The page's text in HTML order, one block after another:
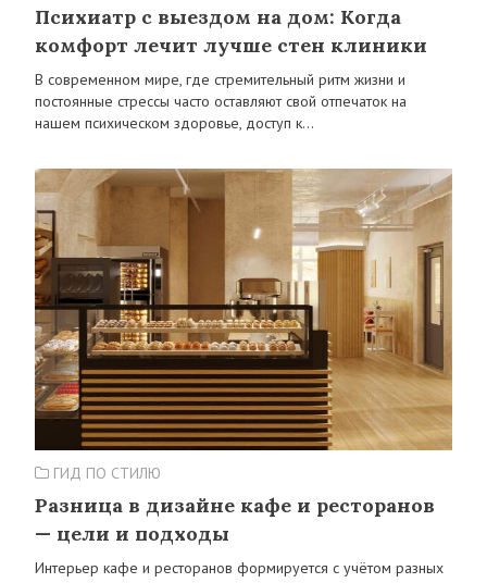
Психиатр с выездом на дом: Когда
комфорт лечит лучше стен клиники
В современном мире, где стремительный ритм жизни и
постоянные стрессы часто оставляют свой отпечаток на
нашем психическом здоровье, доступ к…
ГИД ПО СТИЛЮ
Разница в дизайне кафе и ресторанов
— цели и подходы
Интерьер кафе и ресторанов формируется с учётом разных